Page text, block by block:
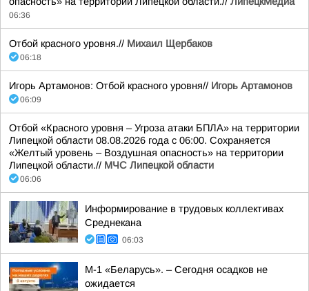
06:36
Отбой красного уровня.// Михаил Щербаков
06:18
Игорь Артамонов: Отбой красного уровня// Игорь Артамонов
06:09
Отбой «Красного уровня – Угроза атаки БПЛА» на территории
Липецкой области 08.08.2026 года с 06:00. Сохраняется
«Желтый уровень – Воздушная опасность» на территории
Липецкой области.// МЧС Липецкой области
06:06
Информирование в трудовых коллективах
Среднекана
06:03
М-1 «Беларусь». – Сегодня осадков не
ожидается